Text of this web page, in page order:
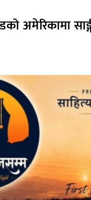
अमेरिकामा